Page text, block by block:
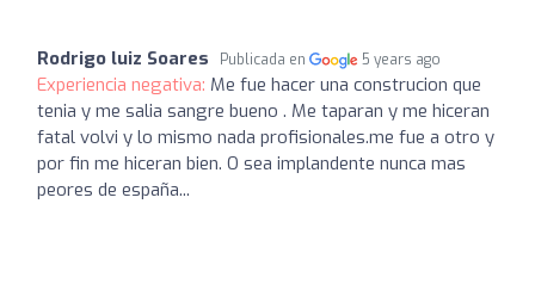
Rodrigo luiz Soares Publicada en 5 years ago
Experiencia negativa: Me fue hacer una construcion que
tenia y me salia sangre bueno . Me taparan y me hiceran
fatal volvi y lo mismo nada profisionales.me fue a otro y
por fin me hiceran bien. O sea implandente nunca mas
peores de españa...